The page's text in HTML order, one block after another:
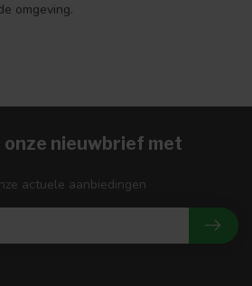
omgeving.
onze nieuwbrief met
actuele aanbiedingen